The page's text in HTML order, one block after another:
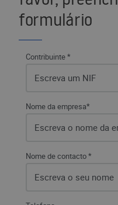
formulário
Contribuinte *
Nome da empresa*
Nome de contacto *